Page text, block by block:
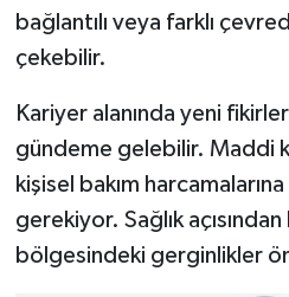
bağlantılı veya farklı
çekebilir.
Kariyer alanında yeni fikirler
gündeme gelebilir. Maddi
kişisel bakım
gerekiyor. Sağlık
bölgesindeki gerginlikler